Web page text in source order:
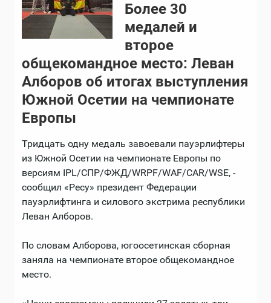
Более 30
медалей и
второе
общекомандное место: Леван
Алборов об итогах выступления
Южной Осетии на чемпионате
Европы
Тридцать одну медаль завоевали пауэрлифтеры
из Южной Осетии на чемпионате Европы по
версиям IPL/СПР/ФЖД/WRPF/WAF/CAR/WSE, -
сообщил «Ресу» президент Федерации
пауэрлифтинга и силового экстрима республики
Леван Алборов.
По словам Алборова, югоосетинская сборная
заняла на чемпионате второе общекомандное
место.